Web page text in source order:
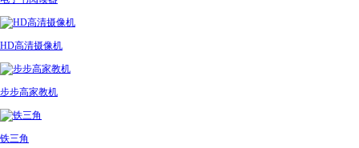
HD高清摄像机
步步高家教机
铁三角